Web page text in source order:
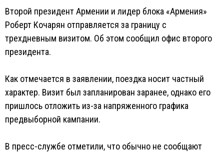
Второй президент Армении и лидер блока «Армения»
Роберт Кочарян отправляется за границу с
трехдневным визитом. Об этом сообщил офис второго
президента.
Как отмечается в заявлении, поездка носит частный
характер. Визит был запланирован заранее, однако его
пришлось отложить из-за напряженного графика
предвыборной кампании.
В пресс-службе отметили, что обычно не сообщают